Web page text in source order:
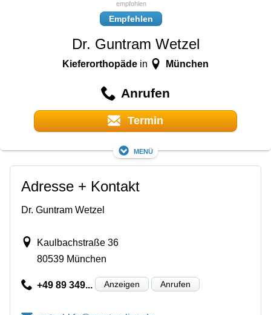
Empfehlen
Dr. Guntram Wetzel
Kieferorthopäde in München
Anrufen
Termin
Menü
Adresse + Kontakt
Dr. Guntram Wetzel
Kaulbachstraße 36
80539 München
+49 89 349... Anzeigen Anrufen